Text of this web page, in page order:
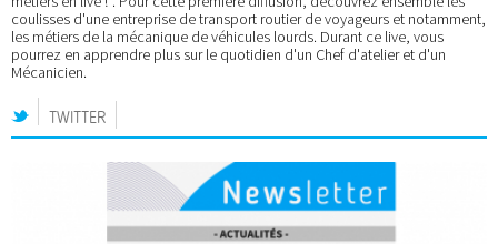
coulisses d'une entreprise de transport routier de voyageurs et notamment,
les métiers de la mécanique de véhicules lourds. Durant ce live, vous
pourrez en apprendre plus sur le quotidien d'un Chef d'atelier et d'un
Mécanicien.
TWITTER